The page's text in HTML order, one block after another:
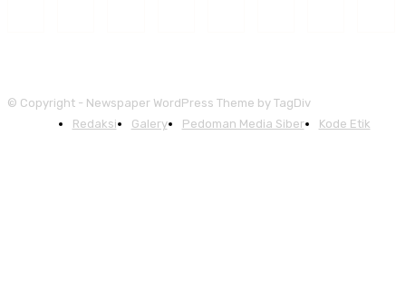
© Copyright - Newspaper WordPress Theme by TagDiv
Redaksi
Galery Pedoman Media Siber Kode Etik